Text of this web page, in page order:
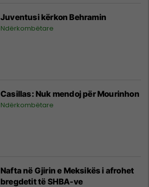
Juventusi kërkon Behramin
Ndërkombëtare
Casillas: Nuk mendoj për Mourinhon
Ndërkombëtare
Nafta në Gjirin e Meksikës i afrohet
bregdetit të SHBA-ve